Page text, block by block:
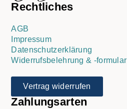
Rechtliches
AGB
Impressum
Datenschutzerklärung
Widerrufsbelehrung & -formular
Vertrag widerrufen
Zahlungsarten